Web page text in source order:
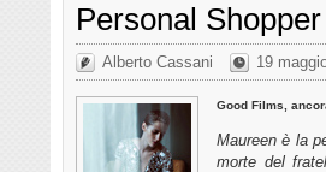
Personal
Alberto Cassani 19
Good Films,
Maureen è la
morte del